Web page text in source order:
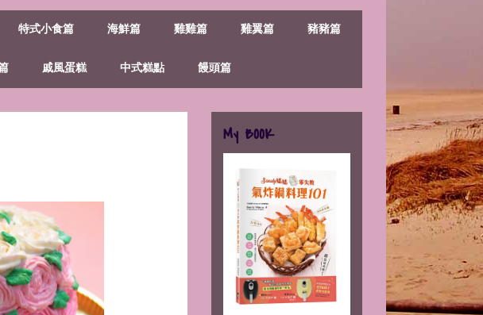
特式小食篇 海鮮篇 雞雞篇 雞翼篇 豬豬篇
戚風蛋糕 中式糕點 饅頭篇
My BOOK